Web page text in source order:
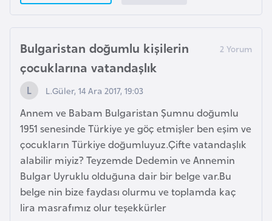
Bulgaristan doğumlu kişilerin
çocuklarına vatandaşlık
L.Güler, 14 Ara 2017, 19:03
Annem ve Babam Bulgaristan Şumnu doğumlu
1951 senesinde Türkiye ye göç etmişler ben eşim ve
çocukların Türkiye doğumluyuz.Çifte vatandaşlık
alabilir miyiz? Teyzemde Dedemin ve Annemin
Bulgar Uyruklu olduğuna dair bir belge var.Bu
belge nin bize faydası olurmu ve toplamda kaç
lira masrafımız olur teşekkürler
n
i
a
r
k
a
e
m
o
k